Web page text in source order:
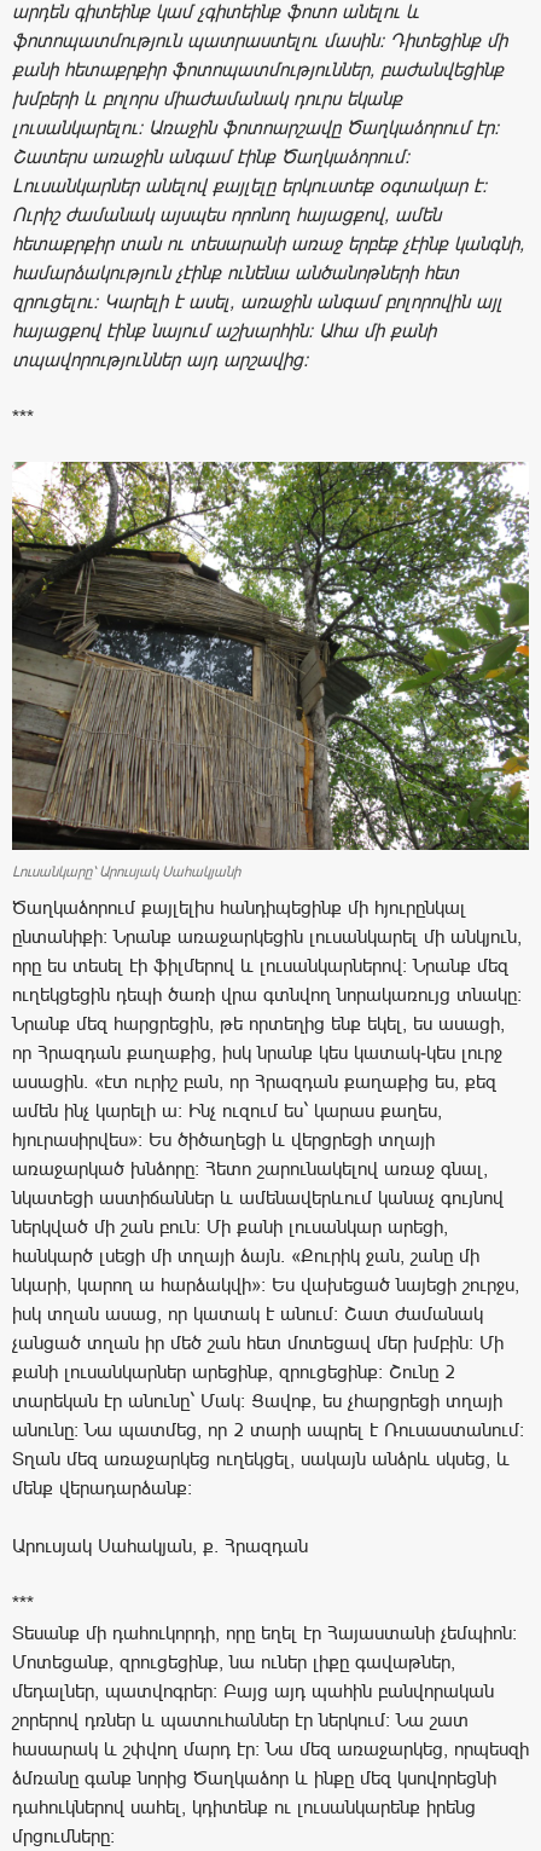
արդեն գիտեինք կամ չգիտեինք ֆոտո անելու և
ֆոտոպատմություն պատրաստելու մասին: Դիտեցինք մի
քանի հետաքրքիր ֆոտոպատմություններ, բաժանվեցինք
խմբերի և բոլորս միաժամանակ դուրս եկանք
լուսանկարելու: Առաջին ֆոտոարշավը Ծաղկաձորում էր:
Շատերս առաջին անգամ էինք Ծաղկաձորում:
Լուսանկարներ անելով քայլելը երկուստեք օգտակար է:
Ուրիշ ժամանակ այսպես որոնող հայացքով, ամեն
հետաքրքիր տան ու տեսարանի առաջ երբեք չէինք կանգնի,
համարձակություն չէինք ունենա անծանոթների հետ
զրուցելու: Կարելի է ասել, առաջին անգամ բոլորովին այլ
հայացքով էինք նայում աշխարհին: Ահա մի քանի
տպավորություններ այդ արշավից:
***
Լուսանկարը՝ Արուսյակ Սահակյանի
Ծաղկաձորում քայլելիս հանդիպեցինք մի հյուրընկալ
ընտանիքի: Նրանք առաջարկեցին լուսանկարել մի անկյուն,
որը ես տեսել էի ֆիլմերով և լուսանկարներով: Նրանք մեզ
ուղեկցեցին դեպի ծառի վրա գտնվող նորակառույց տնակը:
Նրանք մեզ հարցրեցին, թե որտեղից ենք եկել, ես ասացի,
որ Հրազդան քաղաքից, իսկ նրանք կես կատակ-կես լուրջ
ասացին. «էտ ուրիշ բան, որ Հրազդան քաղաքից ես, քեզ
ամեն ինչ կարելի ա: Ինչ ուզում ես` կարաս քաղես,
հյուրասիրվես»: Ես ծիծաղեցի և վերցրեցի տղայի
առաջարկած խնձորը: Հետո շարունակելով առաջ գնալ,
նկատեցի աստիճաններ և ամենավերևում կանաչ գույնով
ներկված մի շան բուն: Մի քանի լուսանկար արեցի,
հանկարծ լսեցի մի տղայի ձայն. «Քուրիկ ջան, շանը մի
նկարի, կարող ա հարձակվի»: Ես վախեցած նայեցի շուրջս,
իսկ տղան ասաց, որ կատակ է անում: Շատ ժամանակ
չանցած տղան իր մեծ շան հետ մոտեցավ մեր խմբին: Մի
քանի լուսանկարներ արեցինք, զրուցեցինք: Շունը 2
տարեկան էր անունը` Մակ: Ցավոք, ես չհարցրեցի տղայի
անունը: Նա պատմեց, որ 2 տարի ապրել է Ռուսաստանում:
Տղան մեզ առաջարկեց ուղեկցել, սակայն անձրև սկսեց, և
մենք վերադարձանք:
Արուսյակ Սահակյան, ք. Հրազդան
***
Տեսանք մի դահուկորդի, որը եղել էր Հայաստանի չեմպիոն:
Մոտեցանք, զրուցեցինք, նա ուներ լիքը գավաթներ,
մեդալներ, պատվոգրեր: Բայց այդ պահին բանվորական
շորերով դռներ և պատուհաններ էր ներկում: Նա շատ
հասարակ և շփվող մարդ էր: Նա մեզ առաջարկեց, որպեսզի
ձմռանը գանք նորից Ծաղկաձոր և ինքը մեզ կսովորեցնի
դահուկներով սահել, կդիտենք ու լուսանկարենք իրենց
մրցումները: